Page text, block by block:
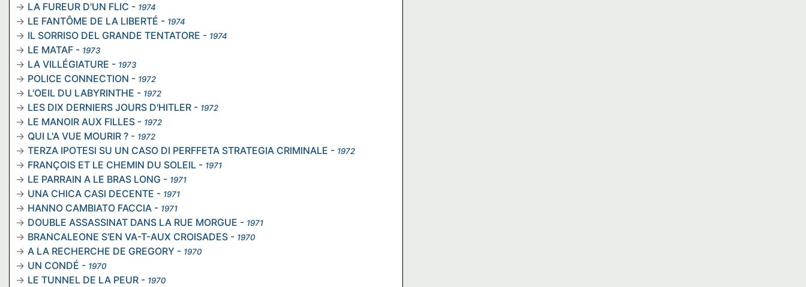
LA FUREUR D'UN FLIC - 1974
LE FANTÔME DE LA LIBERTÉ - 1974
IL SORRISO DEL GRANDE TENTATORE - 1974
LE MATAF - 1973
LA VILLÉGIATURE - 1973
POLICE CONNECTION - 1972
L'OEIL DU LABYRINTHE - 1972
LES DIX DERNIERS JOURS D'HITLER - 1972
LE MANOIR AUX FILLES - 1972
QUI L'A VUE MOURIR ? - 1972
TERZA IPOTESI SU UN CASO DI PERFFETA STRATEGIA CRIMINALE - 1972
FRANÇOIS ET LE CHEMIN DU SOLEIL - 1971
LE PARRAIN A LE BRAS LONG - 1971
UNA CHICA CASI DECENTE - 1971
HANNO CAMBIATO FACCIA - 1971
DOUBLE ASSASSINAT DANS LA RUE MORGUE - 1971
BRANCALEONE S'EN VA-T-AUX CROISADES - 1970
A LA RECHERCHE DE GREGORY - 1970
UN CONDÉ - 1970
LE TUNNEL DE LA PEUR - 1970